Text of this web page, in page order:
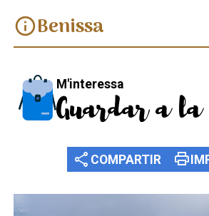
infoBenissa
M'interessa
Guardar a
share COMPARTIR print